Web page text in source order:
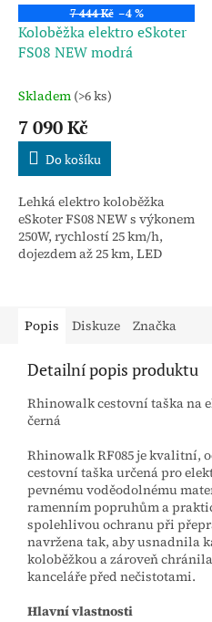
7 444 Kč –4 %
Koloběžka elektro eSkoter
FS08 NEW modrá
Skladem (>6 ks)
7 090 Kč
Do košíku
Lehká elektro koloběžka
eSkoter FS08 NEW s výkonem
250W, rychlostí 25 km/h,
dojezdem až 25 km, LED
Popis
Diskuze Značka
Detailní popis produktu
Rhinowalk cestovní taška na
černá
Rhinowalk RF085 je kvalitní,
cestovní taška určená pro
pevnému voděodolnému
ramenním popruhům a
spolehlivou ochranu při
navržena tak, aby usnadnila
koloběžkou a zároveň
kanceláře před nečistotami.
Hlavní vlastnosti